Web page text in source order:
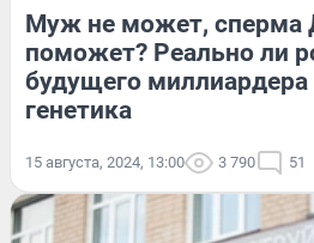
Муж не может, сперма
поможет? Реально ли
будущего миллиардера
генетика
15 августа, 2024, 13:00 3 790 51